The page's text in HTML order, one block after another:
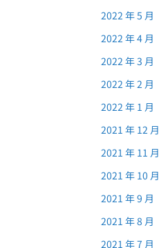
2022 年 5 月
2022 年 4 月
2022 年 3 月
2022 年 2 月
2022 年 1 月
2021 年 12 月
2021 年 11 月
2021 年 10 月
2021 年 9 月
2021 年 8 月
2021 年 7 月